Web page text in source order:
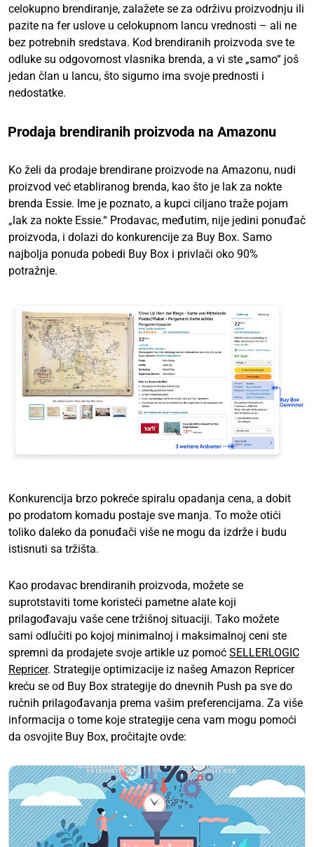
celokupno brendiranje, zalažete se za održivu proizvodnju ili
pazite na fer uslove u celokupnom lancu vrednosti – ali ne
bez potrebnih sredstava. Kod brendiranih proizvoda sve te
odluke su odgovornost vlasnika brenda, a vi ste „samo“ još
jedan član u lancu, što sigurno ima svoje prednosti i
nedostatke.
Prodaja brendiranih proizvoda na Amazonu
Ko želi da prodaje brendirane proizvode na Amazonu, nudi
proizvod već etabliranog brenda, kao što je lak za nokte
brenda Essie. Ime je poznato, a kupci ciljano traže pojam
„lak za nokte Essie.“ Prodavac, međutim, nije jedini ponuđač
proizvoda, i dolazi do konkurencije za Buy Box. Samo
najbolja ponuda pobedi Buy Box i privlači oko 90%
potražnje.
Konkurencija brzo pokreće spiralu opadanja cena, a dobit
po prodatom komadu postaje sve manja. To može otići
toliko daleko da ponuđači više ne mogu da izdrže i budu
istisnuti sa tržišta.
Kao prodavac brendiranih proizvoda, možete se
suprotstaviti tome koristeći pametne alate koji
prilagođavaju vaše cene tržišnoj situaciji. Tako možete
sami odlučiti po kojoj minimalnoj i maksimalnoj ceni ste
spremni da prodajete svoje artikle uz pomoć SELLERLOGIC
Repricer. Strategije optimizacije iz našeg Amazon Repricer
kreću se od Buy Box strategije do dnevnih Push pa sve do
ručnih prilagođavanja prema vašim preferencijama. Za više
informacija o tome koje strategije cena vam mogu pomoći
da osvojite Buy Box, pročitajte ovde: